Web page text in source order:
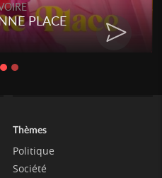
PLACE
Thèmes
Politique
Société